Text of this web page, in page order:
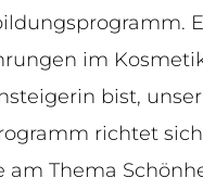
im
bist, unser
richtet
am Thema